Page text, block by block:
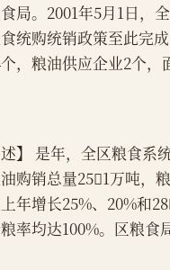
局。2001年5月1日，
统购统销政策至此完
，粮油供应企业2个，
述】 是年，全区粮食
购销总量251万吨，
年增长25%、20%和
率均达100%。区粮食